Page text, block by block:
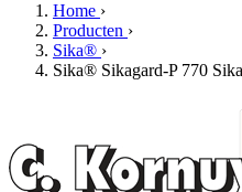
Home ›
Producten ›
Sika® ›
Sika® Sikagard-P 770